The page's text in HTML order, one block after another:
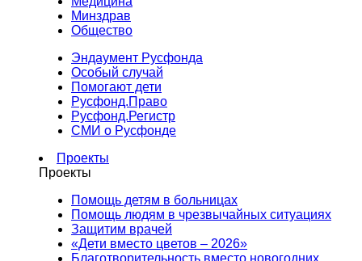
Минздрав
Общество
Эндаумент Русфонда
Особый случай
Помогают дети
Русфонд.Право
Русфонд.Регистр
СМИ о Русфонде
Проекты
Проекты
Помощь детям в больницах
Помощь людям в чрезвычайных ситуациях
Защитим врачей
«Дети вместо цветов – 2026»
Благотворительность вместо новогодних